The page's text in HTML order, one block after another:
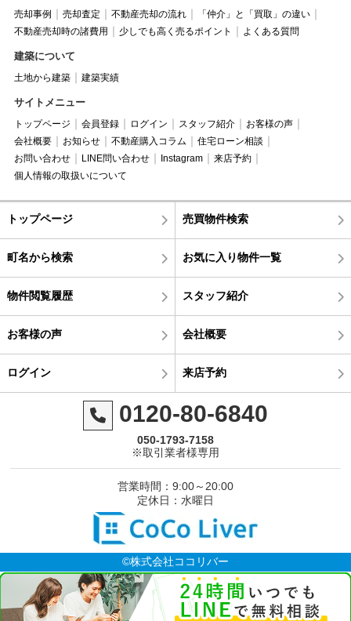
売却事例 売却査定 不動産売却の流れ
「仲介」と「買取」の違い
不動産売却時の諸費用
少しでも高く売るポイント よくある質問
建築について
土地から建築 建築実績
サイトメニュー
トップページ 会員登録 ログイン スタッフ紹介
お客様の声
会社概要
お知らせ 不動産購入コラム
住宅ローン相談
お問い合わせ
LINE問い合わせ Instagram
来店予約
個人情報の取扱いについて
トップページ 売買物件検索
町名から検索 お気に入り物件一覧
物件閲覧履歴 スタッフ紹介
お客様の声 会社概要
ログイン 来店予約
0120-80-6840
050-1793-7158
※取引業者様専用
営業時間：9:00～20:00
定休日：水曜日
©株式会社ココリバー